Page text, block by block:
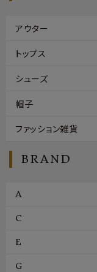
アウター
トップス
シューズ
帽子
ファッション雑貨
BRAND
A
C
E
G